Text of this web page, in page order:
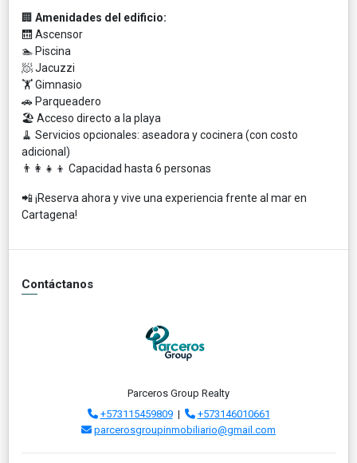
🏢 Amenidades del edificio:
🛗 Ascensor
🏊 Piscina
🧖 Jacuzzi
🏋️ Gimnasio
🚗 Parqueadero
🏖️ Acceso directo a la playa
🧹 Servicios opcionales: aseadora y cocinera (con costo
adicional)
👨‍👩‍👧‍👦 Capacidad hasta 6 personas
📲 ¡Reserva ahora y vive una experiencia frente al mar en
Cartagena!
Contáctanos
Parceros Group Realty
+573115459809|
+573146010661
parcerosgroupinmobiliario@gmail.com